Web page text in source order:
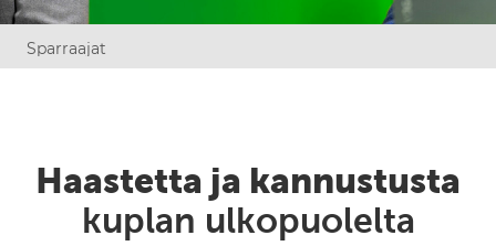
Sparraajat
Haastetta ja kannustusta
kuplan ulkopuolelta